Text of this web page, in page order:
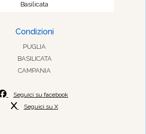
Basilicata
Condizioni
PUGLIA
BASILICATA
CAMPANIA
Seguici su facebook
Seguici su X